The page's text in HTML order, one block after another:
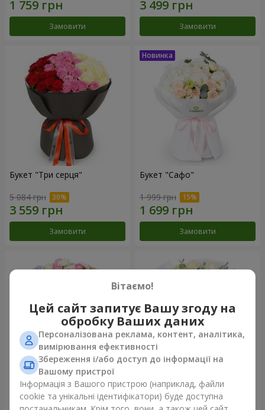
Замовити Замовити
Букет "Три серця"
5 084 грн
Замовити
Букет "Сафо"
1 999 грн
Замовити
Букет "Tarnis"
5 998 грн
Монобукет з 9 білих троянд
1 399 грн
Вітаємо!
Цей сайт запитує Вашу згоду на
обробку Ваших даних
Персоналізована реклама, контент, аналітика,
вимірювання ефективності
Збереження і/або доступ до інформації на
Вашому пристрої
Інформація з Вашого пристрою (наприклад, файли
cookie та унікальні ідентифікатори) буде доступна